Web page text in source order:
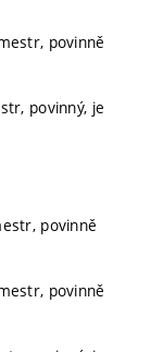
povinně
povinný, je
povinně
povinně